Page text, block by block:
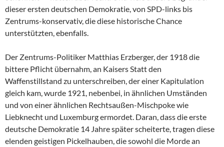
dieser ersten deutschen Demokratie, von SPD-links bis
Zentrums-konservativ, die diese historische Chance
unterstützten, ebenfalls.
Der Zentrums-Politiker Matthias Erzberger, der 1918 die
bittere Pflicht übernahm, an Kaisers Statt den
Waffenstillstand zu unterschreiben, der einer Kapitulation
gleich kam, wurde 1921, nebenbei, in ähnlichen Umständen
und von einer ähnlichen Rechtsaußen-Mischpoke wie
Liebknecht und Luxemburg ermordet. Daran, dass die erste
deutsche Demokratie 14 Jahre später scheiterte, tragen diese
elenden geistigen Pickelhauben, die sowohl die Morde an